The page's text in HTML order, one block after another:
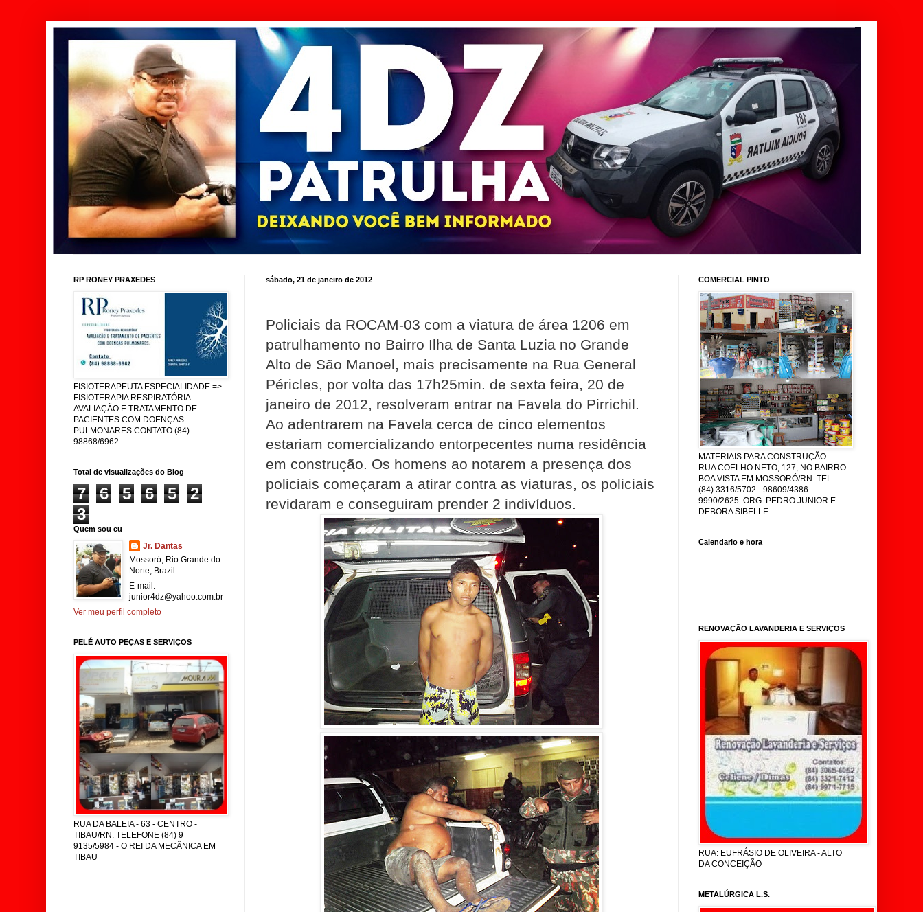
sábado, 21 de janeiro de 2012
Policiais da ROCAM-03 com a viatura de área 1206 em
patrulhamento no Bairro Ilha de Santa Luzia no Grande
Alto de São Manoel, mais precisamente na Rua General
Péricles, por volta das 17h25min. de sexta feira, 20 de
janeiro de 2012, resolveram entrar na Favela do Pirrichil.
Ao adentrarem na Favela cerca de cinco elementos
estariam comercializando entorpecentes numa residência
em construção. Os homens ao notarem a presença dos
policiais começaram a atirar contra as viaturas, os policiais
revidaram e conseguiram prender 2 indivíduos.
RP RONEY PRAXEDES
FISIOTERAPEUTA ESPECIALIDADE =>
FISIOTERAPIA RESPIRATÓRIA
AVALIAÇÃO E TRATAMENTO DE
PACIENTES COM DOENÇAS
PULMONARES CONTATO (84)
98868/6962
Total de visualizações do Blog
7 6 5 6 5
2
3
Quem sou eu
Jr. Dantas
Mossoró, Rio Grande do
Norte, Brazil
E-mail:
junior4dz@yahoo.com.br
Ver meu perfil completo
PELÉ AUTO PEÇAS E SERVIÇOS
RUA DA BALEIA - 63 - CENTRO -
TIBAU/RN. TELEFONE (84) 9
9135/5984 - O REI DA MECÂNICA EM
TIBAU
COMERCIAL PINTO
MATERIAIS PARA CONSTRUÇÃO -
RUA COELHO NETO, 127, NO BAIRRO
BOA VISTA EM MOSSORÓ/RN. TEL.
(84) 3316/5702 - 98609/4386 -
9990/2625. ORG. PEDRO JUNIOR E
DEBORA SIBELLE
Calendario e hora
RENOVAÇÃO LAVANDERIA E SERVIÇOS
RUA: EUFRÁSIO DE OLIVEIRA - ALTO
DA CONCEIÇÃO
METALÚRGICA L.S.